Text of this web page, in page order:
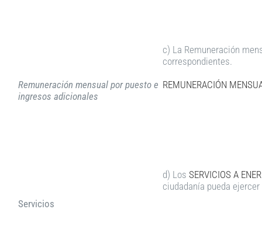
Remuneración mensual por puesto e
ingresos adicionales
c) La Remuneración
correspondientes.
REMUNERACIÓN
Servicios
d) Los SERVICIOS A
ciudadanía pueda